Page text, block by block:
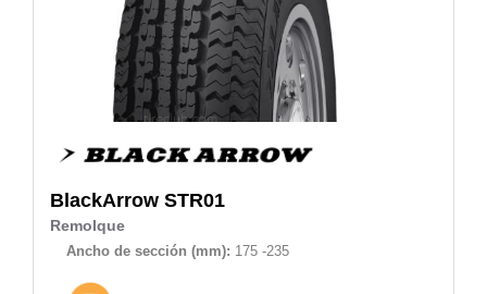
BlackArrow STR01
Remolque
Ancho de sección (mm): 175 -235